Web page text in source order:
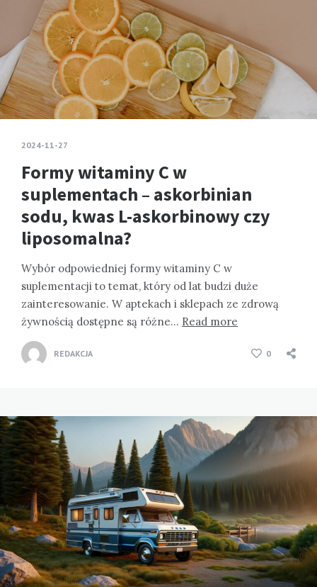
2024-11-27
Formy witaminy C w
suplementach – askorbinian
sodu, kwas L-askorbinowy czy
liposomalna?
Wybór odpowiedniej formy witaminy C w
suplementacji to temat, który od lat budzi duże
zainteresowanie. W aptekach i sklepach ze zdrową
żywnością dostępne są różne… Read more
REDAKCJA 0